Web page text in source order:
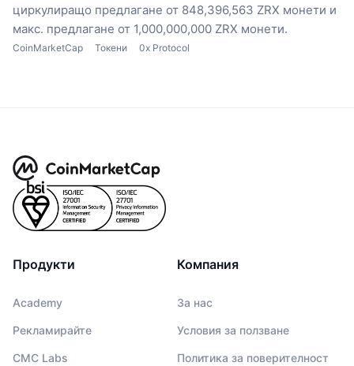
циркулиращо предлагане от 848,396,563 ZRX монети и
макс. предлагане от 1,000,000,000 ZRX монети.
CoinMarketCap Токени 0x Protocol
Продукти
Academy
Рекламирайте
CMC Labs
Компания
За нас
Условия за ползване
Политика за поверителност